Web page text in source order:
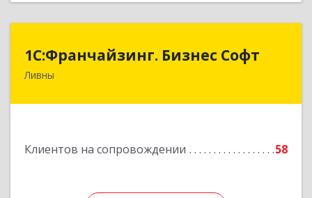
1C:Франчайзинг. Бизнес Софт
Ливны
Клиентов на сопровождении 58
1C:Франчайзинг. Бизнес Софт
303851, Орловская обл, Ливны г, Гайдара ул,